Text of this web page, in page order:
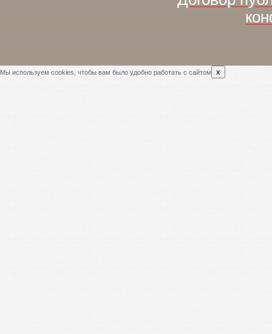
Мы используем cookies, чтобы вам было удобно работать с сайтом x